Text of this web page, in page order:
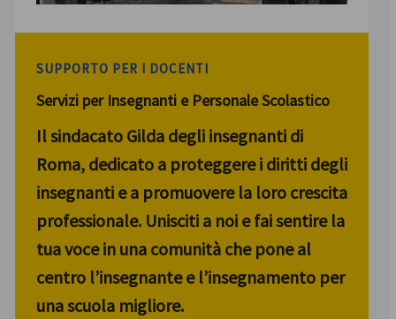
SUPPORTO PER I DOCENTI
Servizi per Insegnanti e Personale Scolastico
Il sindacato Gilda degli insegnanti di
Roma, dedicato a proteggere i diritti degli
insegnanti e a promuovere la loro crescita
professionale. Unisciti a noi e fai sentire la
tua voce in una comunità che pone al
centro l’insegnante e l’insegnamento per
una scuola migliore.